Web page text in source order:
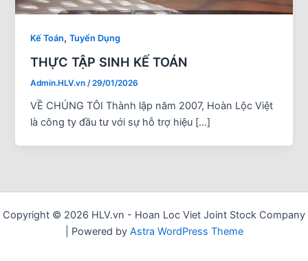
Kế Toán,Tuyển Dụng
THỰC TẬP SINH KẾ TOÁN
Admin.HLV.vn/29/01/2026
VỀ CHÚNG TÔI Thành lập năm 2007, Hoàn Lộc Việt
là công ty đầu tư với sự hỗ trợ hiệu […]
Copyright © 2026 HLV.vn - Hoan Loc Viet Joint Stock Company
| Powered by Astra WordPress Theme